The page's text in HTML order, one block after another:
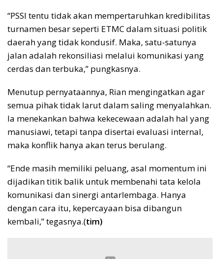
“PSSI tentu tidak akan mempertaruhkan kredibilitas
turnamen besar seperti ETMC dalam situasi politik
daerah yang tidak kondusif. Maka, satu-satunya
jalan adalah rekonsiliasi melalui komunikasi yang
cerdas dan terbuka,” pungkasnya.
Menutup pernyataannya, Rian mengingatkan agar
semua pihak tidak larut dalam saling menyalahkan.
Ia menekankan bahwa kekecewaan adalah hal yang
manusiawi, tetapi tanpa disertai evaluasi internal,
maka konflik hanya akan terus berulang.
“Ende masih memiliki peluang, asal momentum ini
dijadikan titik balik untuk membenahi tata kelola
komunikasi dan sinergi antarlembaga. Hanya
dengan cara itu, kepercayaan bisa dibangun
kembali,” tegasnya.(tim)